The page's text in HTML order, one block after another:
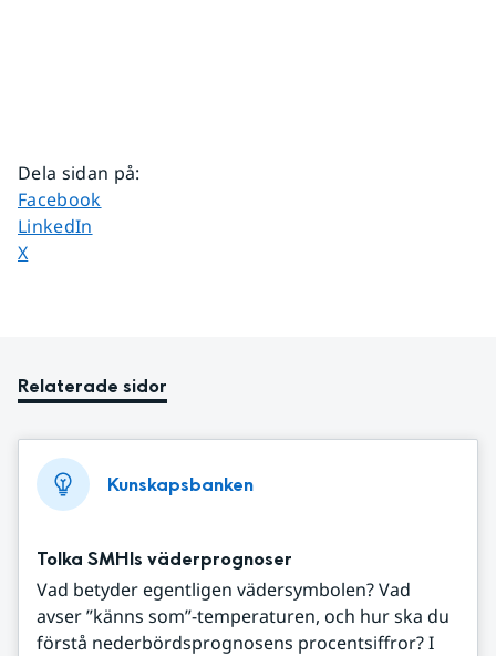
Dela sidan på:
Dela sidan på
Facebook
Dela sidan på
LinkedIn
Dela sidan på
X
Relaterade sidor
Kunskapsbanken
Tolka SMHIs väderprognoser
Vad betyder egentligen vädersymbolen? Vad
avser ”känns som”-temperaturen, och hur ska du
förstå nederbördsprognosens procentsiffror? I